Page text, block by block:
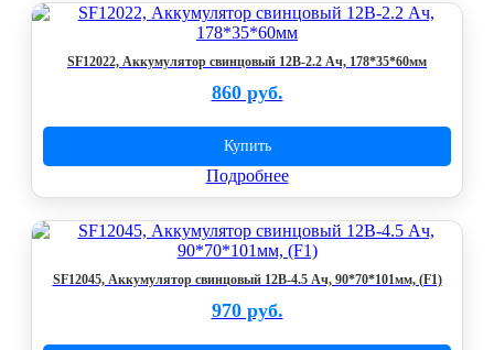
SF12022, Аккумулятор свинцовый 12В-2.2 Ач, 178*35*60мм
860 руб.
Купить
Подробнее
SF12045, Аккумулятор свинцовый 12В-4.5 Ач, 90*70*101мм, (F1)
970 руб.